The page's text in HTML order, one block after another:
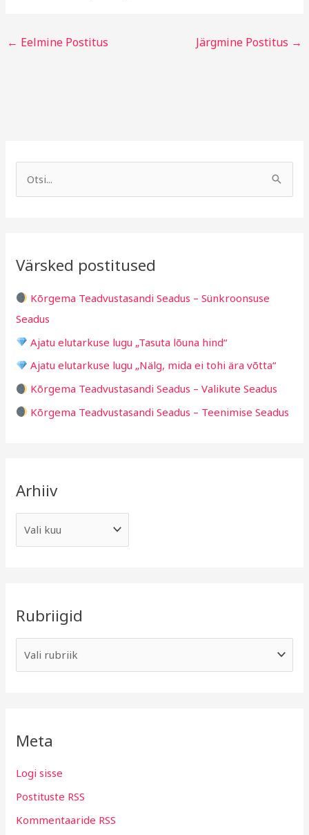
← Eelmine Postitus Järgmine Postitus →
c
f
o
r
:
Värsked postitused
Kõrgema Teadvustasandi Seadus – Sünkroonsuse
Seadus
Ajatu elutarkuse lugu „Tasuta lõuna hind“
Ajatu elutarkuse lugu „Nälg, mida ei tohi ära võtta“
Kõrgema Teadvustasandi Seadus – Valikute Seadus
Kõrgema Teadvustasandi Seadus – Teenimise Seadus
Arhiiv
Rubriigid
g
i
d
Meta
Logi sisse
Postituste RSS
Kommentaaride RSS